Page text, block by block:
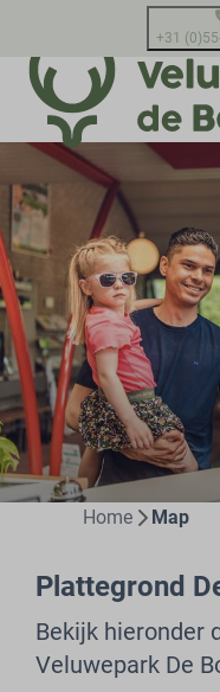
+31
Home Map
Plattegrond
Bekijk hieronder
Veluwepark De